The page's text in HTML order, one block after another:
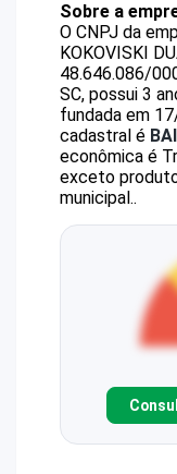
Sobre a
O CNPJ da
KOKOVISKI
48.646.086/
SC, possui 3
fundada em
cadastral é
econômica é
exceto
municipal..